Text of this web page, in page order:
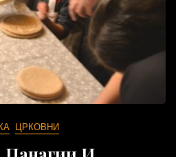
ЦРКОВНИ